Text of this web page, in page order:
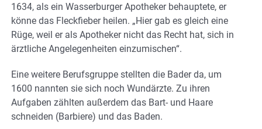
1634, als ein Wasserburger Apotheker behauptete, er
könne das Fleckfieber heilen. „Hier gab es gleich eine
Rüge, weil er als Apotheker nicht das Recht hat, sich in
ärztliche Angelegenheiten einzumischen“.
Eine weitere Berufsgruppe stellten die Bader da, um
1600 nannten sie sich noch Wundärzte. Zu ihren
Aufgaben zählten außerdem das Bart- und Haare
schneiden (Barbiere) und das Baden.